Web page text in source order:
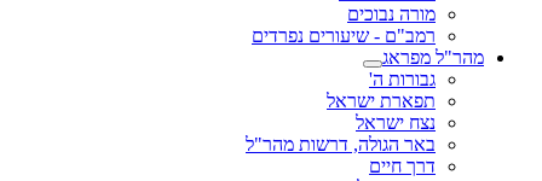
מורה נבוכים
רמב"ם - שיעורים נפרדים
מהר"ל מפראג
גבורות ה'
תפארת ישראל
נצח ישראל
באר הגולה, דרשות מהר"ל
דרך חיים